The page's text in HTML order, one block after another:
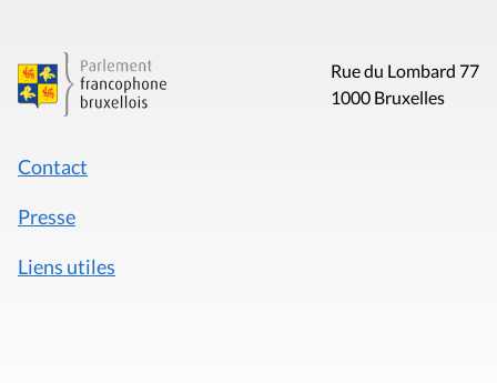
Rue du Lombard 77
1000 Bruxelles
Contact
Presse
Liens utiles